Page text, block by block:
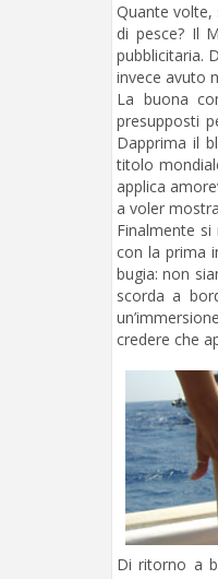
Quante volte,
di pesce? Il
pubblicitaria.
invece avuto
La buona
presupposti
Dapprima il
titolo
applica
a voler
Finalmente
con la prima
bugia: non
scorda a
credere che
Di ritorno a